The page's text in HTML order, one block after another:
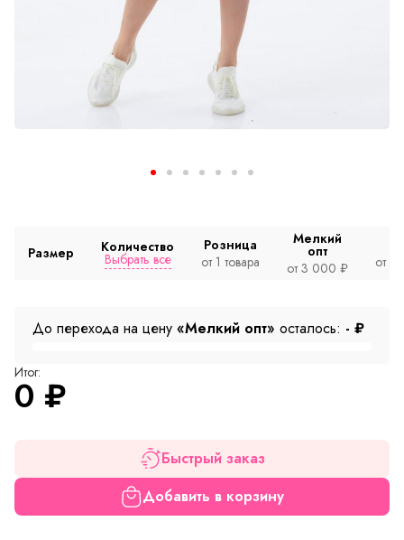
Размер Количество
Выбрать все
Розница
от 1 товара
Мелкий
опт
от 3 000 ₽
от
До перехода на цену «Мелкий опт» осталось: - ₽
Итог:
0 ₽
Быстрый заказ
Добавить в корзину